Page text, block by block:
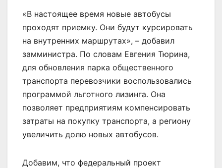
«В настоящее время новые автобусы
проходят приемку. Они будут курсировать
на внутренних маршрутах», – добавил
замминистра. По словам Евгения Тюрина,
для обновления парка общественного
транспорта перевозчики воспользовались
программой льготного лизинга. Она
позволяет предприятиям компенсировать
затраты на покупку транспорта, а региону
увеличить долю новых автобусов.
Добавим, что федеральный проект